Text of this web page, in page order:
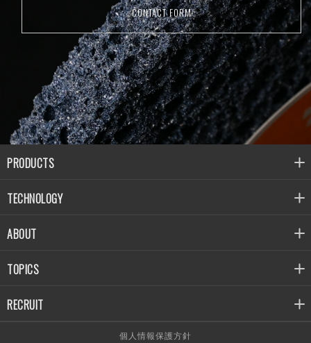
CONTACT FORM
PRODUCTS
TECHNOLOGY
ABOUT
TOPICS
RECRUIT
個人情報保護方針